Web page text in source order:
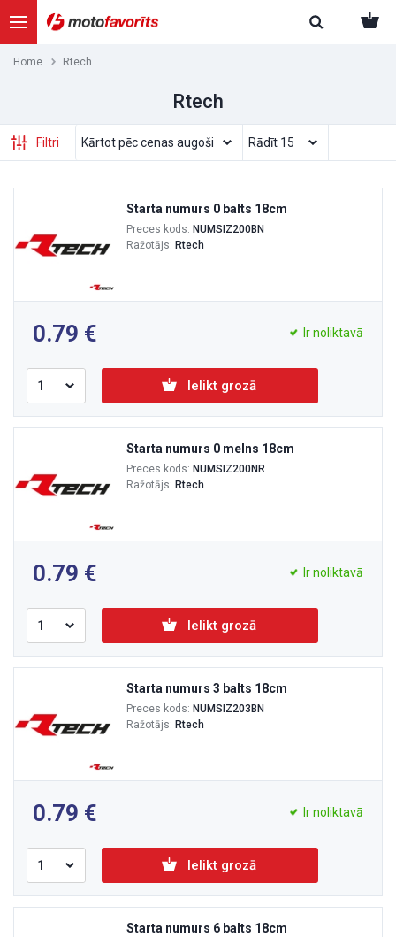
Home Rtech
Rtech
Filtri
Starta numurs 0 balts 18cm
Preces kods: NUMSIZ200BN
Ražotājs: Rtech
0.79 Ir noliktavā
Ielikt grozā
Starta numurs 0 melns 18cm
Preces kods: NUMSIZ200NR
Ražotājs: Rtech
0.79 Ir noliktavā
Ielikt grozā
Starta numurs 3 balts 18cm
Preces kods: NUMSIZ203BN
Ražotājs: Rtech
0.79 Ir noliktavā
Ielikt grozā
Starta numurs 6 balts 18cm